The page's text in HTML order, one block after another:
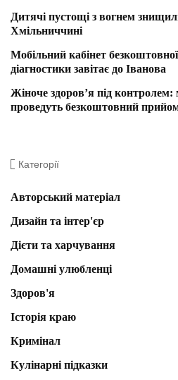
Дитячі пустощі з вогнем
Хмільниччині
Мобільний кабінет
діагностики завітає до Іванова
Жіноче здоров’я під
проведуть безкоштовний
Категорії
Авторський матеріал
Дизайн та інтер'єр
Дієти та харчування
Домашні улюбленці
Здоров'я
Історія краю
Кримінал
Кулінарні підказки